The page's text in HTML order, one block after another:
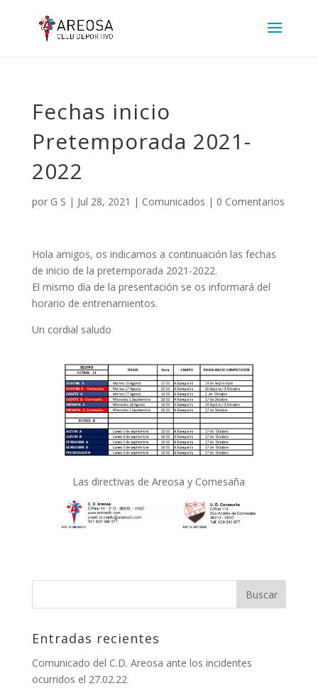
Fechas inicio
Pretemporada 2021-
2022
por G S | Jul 28, 2021 | Comunicados | 0 Comentarios
Hola amigos, os indicamos a continuación las fechas
de inicio de la pretemporada 2021-2022.
El mismo día de la presentación se os informará del
horario de entrenamientos.
Un cordial saludo
Las directivas de Areosa y Comesaña
Entradas recientes
Comunicado del C.D. Areosa ante los incidentes
ocurridos el 27.02.22